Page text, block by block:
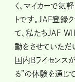
く、マイカーで気
トです。JAF登録
て、私たちJAF
動をさせていただ
国内Bライセンス
る”の体験を通じ